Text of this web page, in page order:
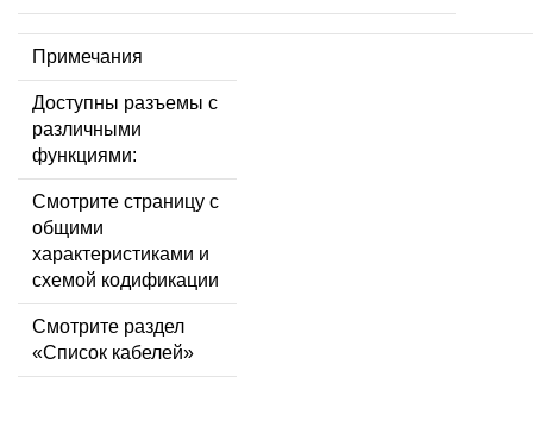
Примечания
Доступны разъемы с
различными
функциями:
Смотрите страницу с
общими
характеристиками и
схемой кодификации
Смотрите раздел
«Список кабелей»